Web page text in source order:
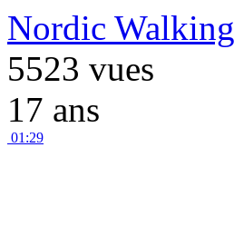
Nordic Walking
5523 vues
17 ans
01:29